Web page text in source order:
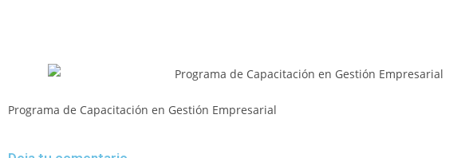
Programa de Capacitación en Gestión Empresarial